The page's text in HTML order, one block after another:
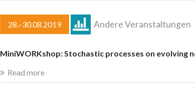
28.–30.08.2019 Andere Veranstaltungen
MiniWORKshop: Stochastic processes on evolving
Read more